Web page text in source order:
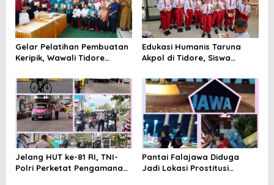
Gelar Pelatihan Pembuatan
Keripik, Wawali Tidore
Berkembang
Edukasi Humanis Taruna
Akpol di Tidore, Siswa
Mandiri
Jelang HUT ke-81 RI, TNI-
Polri Perketat Pengamanan
Pantai Falajawa Diduga
Jadi Lokasi Prostitusi